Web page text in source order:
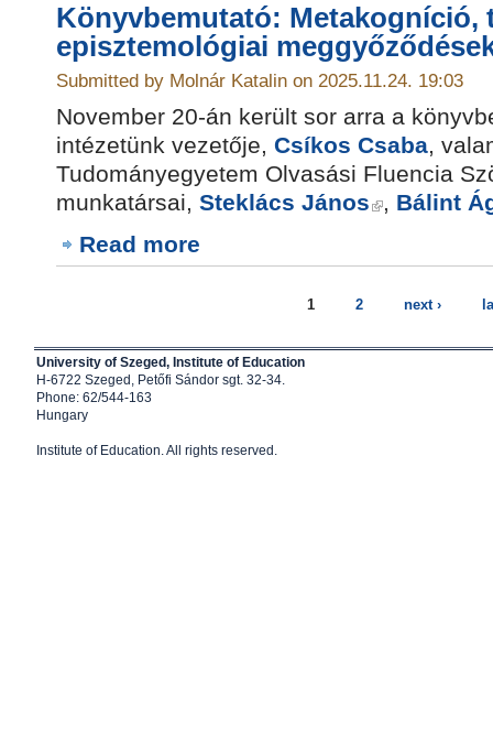
Könyvbemutató: Metakogníció,
episztemológiai
Submitted by Molnár Katalin on 2025.11.24. 19:03
November 20-án került sor arra a
intézetünk vezetője, Csíkos Csaba,
Tudományegyetem Olvasási Fluencia
munkatársai, Steklács János , Bálint
Read more
1 2 next ›
University of Szeged, Institute of Education
H-6722 Szeged, Petőfi Sándor sgt. 32-34.
Phone: 62/544-163
Hungary
Institute of Education. All rights reserved.